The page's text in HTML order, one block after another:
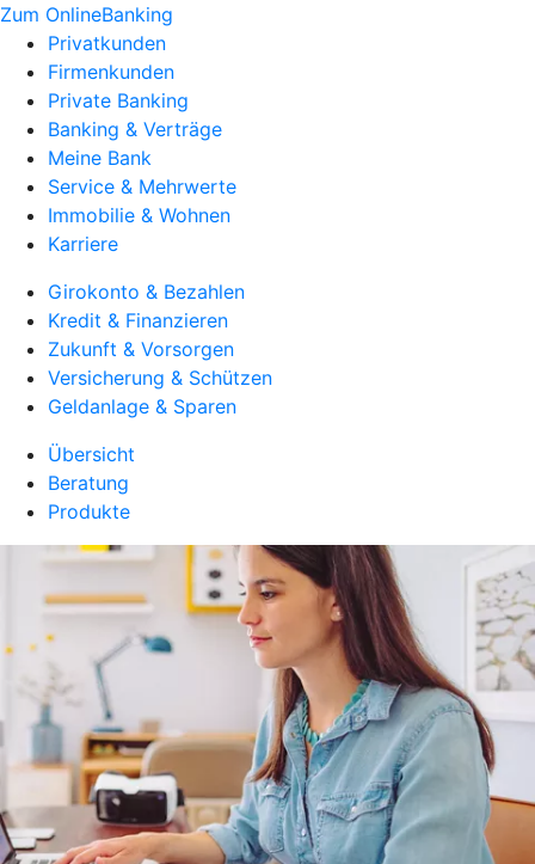
Zum OnlineBanking
Privatkunden
Firmenkunden
Private Banking
Banking & Verträge
Meine Bank
Service & Mehrwerte
Immobilie & Wohnen
Karriere
Girokonto & Bezahlen
Kredit & Finanzieren
Zukunft & Vorsorgen
Versicherung & Schützen
Geldanlage & Sparen
Übersicht
Beratung
Produkte